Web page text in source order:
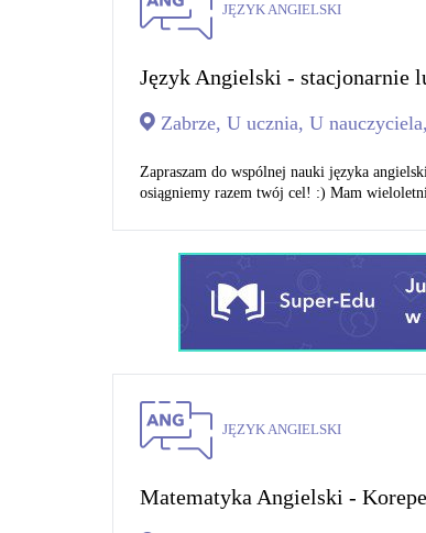
JĘZYK ANGIELSKI
Język Angielski - stacjonarnie
Zabrze, U ucznia, U
Zapraszam do wspólnej nauki języka
osiągniemy razem twój cel! :) Mam
JĘZYK ANGIELSKI
Matematyka Angielski -